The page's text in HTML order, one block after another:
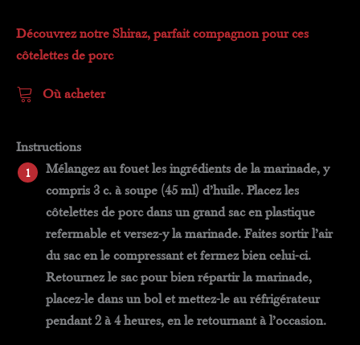
Découvrez notre Shiraz, parfait compagnon pour ces
côtelettes de porc
Où acheter
Instructions
Mélangez au fouet les ingrédients de la marinade, y
compris 3 c. à soupe (45 ml) d’huile. Placez les
côtelettes de porc dans un grand sac en plastique
refermable et versez-y la marinade. Faites sortir l’air
du sac en le compressant et fermez bien celui-ci.
Retournez le sac pour bien répartir la marinade,
placez-le dans un bol et mettez-le au réfrigérateur
pendant 2 à 4 heures, en le retournant à l’occasion.